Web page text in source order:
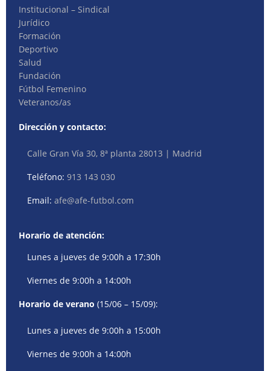
Institucional – Sindical
Jurídico
Formación
Deportivo
Salud
Fundación
Fútbol Femenino
Veteranos/as
Dirección y contacto:
Calle Gran Vía 30, 8ª planta 28013 | Madrid
Teléfono:913 143 030
Email:afe@afe-futbol.com
Horario de atención:
Lunes a jueves de 9:00h a 17:30h
Viernes de 9:00h a 14:00h
Horario de verano (15/06 – 15/09):
Lunes a jueves de 9:00h a 15:00h
Viernes de 9:00h a 14:00h